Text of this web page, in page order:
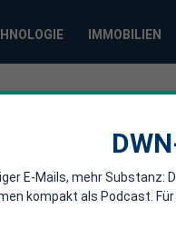
IMMOBILIEN
E-Mails, mehr Substanz:
kompakt als Podcast.